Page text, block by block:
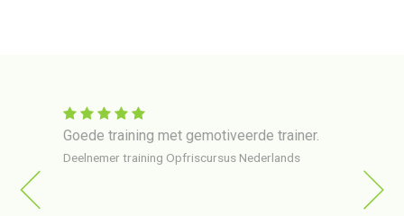
Goede training met gemotiveerde trainer.
Deelnemer training Opfriscursus Nederlands
erg